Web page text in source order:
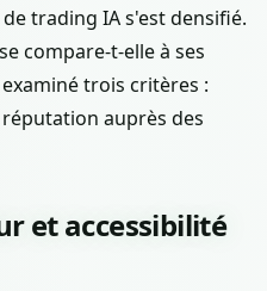
trading IA s'est densifié.
compare-t-elle à ses
trois critères :
auprès des
et accessibilité